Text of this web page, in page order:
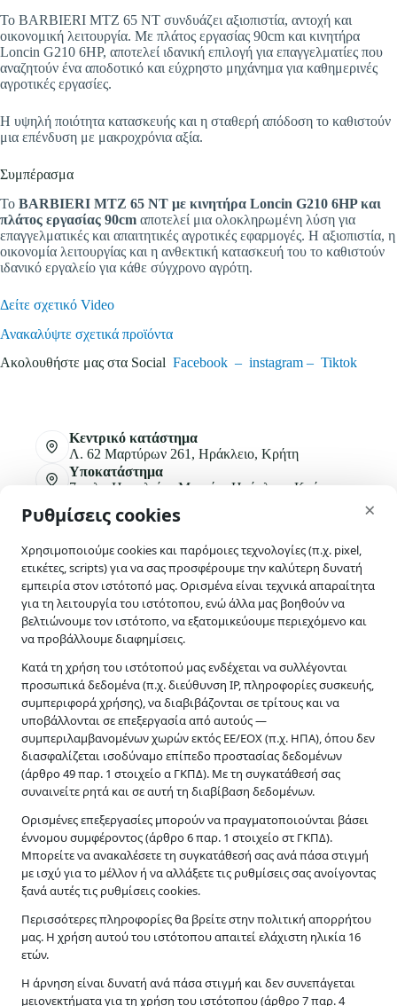
Το BARBIERI MTZ 65 NT συνδυάζει αξιοπιστία, αντοχή και
οικονομική λειτουργία. Με πλάτος εργασίας 90cm και κινητήρα
Loncin G210 6HP, αποτελεί ιδανική επιλογή για επαγγελματίες που
αναζητούν ένα αποδοτικό και εύχρηστο μηχάνημα για καθημερινές
αγροτικές εργασίες.
Η υψηλή ποιότητα κατασκευής και η σταθερή απόδοση το καθιστούν
μια επένδυση με μακροχρόνια αξία.
Συμπέρασμα
Το BARBIERI MTZ 65 NT με κινητήρα Loncin G210 6HP και
πλάτος εργασίας 90cm αποτελεί μια ολοκληρωμένη λύση για
επαγγελματικές και απαιτητικές αγροτικές εφαρμογές. Η αξιοπιστία, η
οικονομία λειτουργίας και η ανθεκτική κατασκευή του το καθιστούν
ιδανικό εργαλείο για κάθε σύγχρονο αγρότη.
Δείτε σχετικό Video
Ανακαλύψτε σχετικά προϊόντα
Ακολουθήστε μας στα Social Facebook – instagram – Tiktok
Κεντρικό κατάστημα
Λ. 62 Μαρτύρων 261, Ηράκλειο, Κρήτη
Υποκατάστημα
7ο χλμ Ηρακλείου Μοιρών, Ηράκλειο, Κρήτη
+30 2810 315430
+30 2810 311633
info@e-agrogeoponiki.gr
Πληροφορίες
Τρόποι Πληρωμής
Τρόποι Αποστολής
Πολιτική Επιστροφών
Εταιρεία
Αγρογεωπονική Κρήτης
Αριθμός Γ.Ε.ΜΗ. 114514627000
Χρήσιμα
Επικοινωνία
Όροι Χρήσης
Πολιτική Απορρήτου
Οικονομικά Στοιχεία
Μέθοδοι Πληρωμής
Ρυθμίσεις cookies ×
Χρησιμοποιούμε cookies και παρόμοιες τεχνολογίες (π.χ. pixel,
ετικέτες, scripts) για να σας προσφέρουμε την καλύτερη δυνατή
εμπειρία στον ιστότοπό μας. Ορισμένα είναι τεχνικά απαραίτητα
για τη λειτουργία του ιστότοπου, ενώ άλλα μας βοηθούν να
βελτιώνουμε τον ιστότοπο, να εξατομικεύουμε περιεχόμενο και
να προβάλλουμε διαφημίσεις.
Κατά τη χρήση του ιστότοπού μας ενδέχεται να συλλέγονται
προσωπικά δεδομένα (π.χ. διεύθυνση IP, πληροφορίες συσκευής,
συμπεριφορά χρήσης), να διαβιβάζονται σε τρίτους και να
υποβάλλονται σε επεξεργασία από αυτούς —
συμπεριλαμβανομένων χωρών εκτός ΕΕ/ΕΟΧ (π.χ. ΗΠΑ), όπου δεν
διασφαλίζεται ισοδύναμο επίπεδο προστασίας δεδομένων
(άρθρο 49 παρ. 1 στοιχείο α ΓΚΠΔ). Με τη συγκατάθεσή σας
συναινείτε ρητά και σε αυτή τη διαβίβαση δεδομένων.
Ορισμένες επεξεργασίες μπορούν να πραγματοποιούνται βάσει
έννομου συμφέροντος (άρθρο 6 παρ. 1 στοιχείο στ ΓΚΠΔ).
Μπορείτε να ανακαλέσετε τη συγκατάθεσή σας ανά πάσα στιγμή
με ισχύ για το μέλλον ή να αλλάξετε τις ρυθμίσεις σας ανοίγοντας
ξανά αυτές τις ρυθμίσεις cookies.
Περισσότερες πληροφορίες θα βρείτε στην πολιτική απορρήτου
μας. Η χρήση αυτού του ιστότοπου απαιτεί ελάχιστη ηλικία 16
ετών.
Η άρνηση είναι δυνατή ανά πάσα στιγμή και δεν συνεπάγεται
μειονεκτήματα για τη χρήση του ιστότοπου (άρθρο 7 παρ. 4